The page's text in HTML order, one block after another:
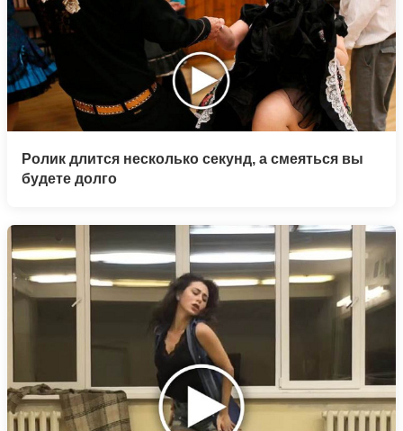
Ролик длится несколько секунд, а смеяться вы
будете долго